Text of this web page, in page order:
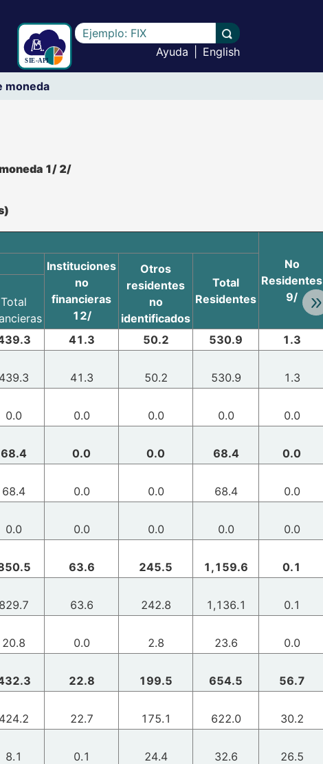
Escriba el texto a buscar
Llevar a cabo la
Ayuda
English
moneda
1/ 2/
No
Residentes
9/
Instituciones
no
financieras
12/
Otros
residentes
no
identificados
Total
Residentes
Total
41.3 50.2 530.9
1.3
439.3 41.3 50.2 530.9
1.3
0.0 0.0 0.0 0.0
0.0
68.4 0.0 0.0 68.4
0.0
68.4 0.0 0.0 68.4
0.0
0.0 0.0 0.0 0.0
0.0
63.6 245.5 1,159.6
0.1
829.7 63.6 242.8 1,136.1
0.1
20.8 0.0 2.8 23.6
0.0
22.8 199.5 654.5
56.7
424.2 22.7 175.1 622.0
30.2
8.1 0.1 24.4 32.6
26.5